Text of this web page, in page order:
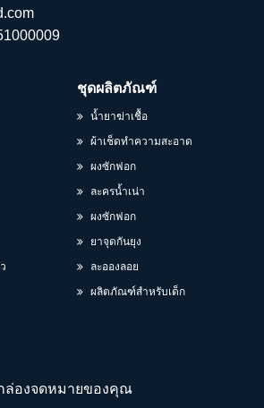
ชุดผลิตภัณฑ์
น้ำยาฆ่าเชื้อ
ผ้าเช็ดทำความสะอาด
ผงซักฟอก
ละครน้ำเน่า
ผงซักฟอก
ยาจุดกันยุง
ละอองลอย
ผลิตภัณฑ์สำหรับเด็ก
ล่องจดหมายของคุณ